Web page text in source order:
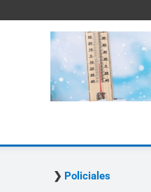
Policiales